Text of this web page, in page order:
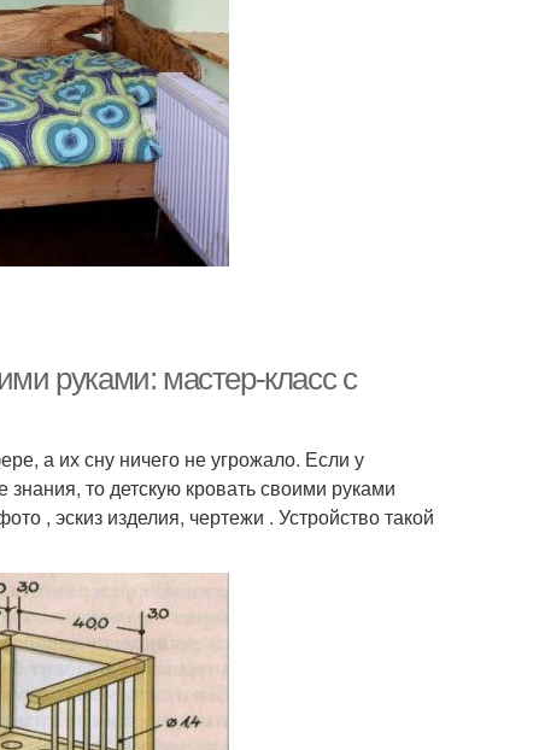
руками: мастер-класс с
а их сну ничего не угрожало. Если у
то детскую кровать своими руками
, эскиз изделия, чертежи . Устройство такой